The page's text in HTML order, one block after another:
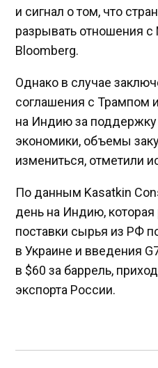
и сигнал о том, что
разрывать отношения
Bloomberg.
Однако в случае
соглашения с Трампом
на Индию за поддержку
экономики, объемы
измениться, отметили
По данным Kasatkin
день на Индию, которая
поставки сырья из РФ
в Украине и введения
в $60 за баррель,
экспорта России.